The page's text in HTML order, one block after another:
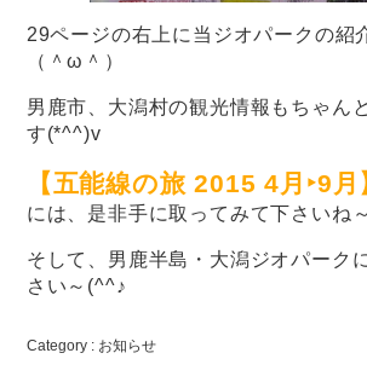
29ページの右上に当ジオパークの紹
（＾ω＾）
男鹿市、大潟村の観光情報もちゃん
す(*^^)v
【五能線の旅 2015 4月‣9月
には、是非手に取ってみて下さいね
そして、男鹿半島・大潟ジオパーク
さい～(^^♪
Category : お知らせ